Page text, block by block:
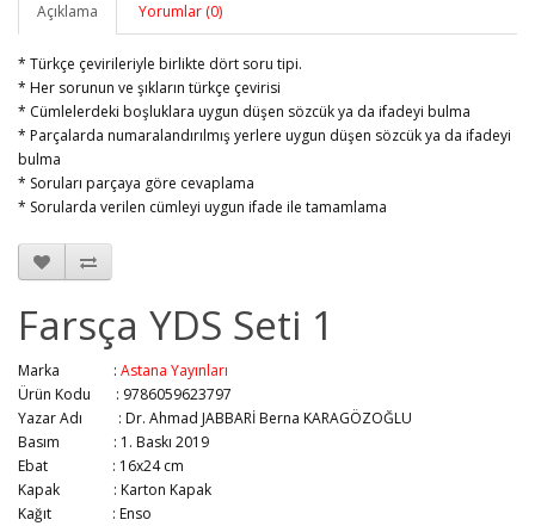
Açıklama Yorumlar (0)
* Türkçe çevirileriyle birlikte dört soru tipi.
* Her sorunun ve şıkların türkçe çevirisi
* Cümlelerdeki boşluklara uygun düşen sözcük ya da ifadeyi bulma
* Parçalarda numaralandırılmış yerlere uygun düşen sözcük ya da ifadeyi
bulma
* Soruları parçaya göre cevaplama
* Sorularda verilen cümleyi uygun ifade ile tamamlama
Farsça YDS Seti 1
Marka : Astana Yayınları
Ürün Kodu : 9786059623797
Yazar Adı : Dr. Ahmad JABBARİ Berna KARAGÖZOĞLU
Basım : 1. Baskı 2019
Ebat : 16x24 cm
Kapak : Karton Kapak
Kağıt : Enso